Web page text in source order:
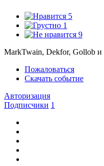
5
1
9
MarkTwain, Dekfor, Gollob и
Пожаловаться
Скачать событие
Авторизация
Подписчики 1